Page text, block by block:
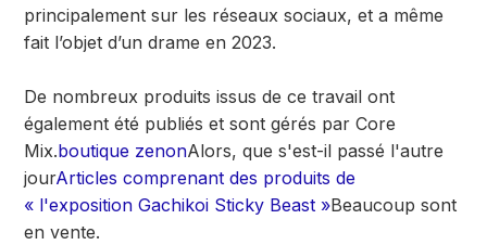
principalement sur les réseaux sociaux, et a même
fait l’objet d’un drame en 2023.
De nombreux produits issus de ce travail ont
également été publiés et sont gérés par Core
Mix.boutique zenonAlors, que s'est-il passé l'autre
jourArticles comprenant des produits de
« l'exposition Gachikoi Sticky Beast »Beaucoup sont
en vente.